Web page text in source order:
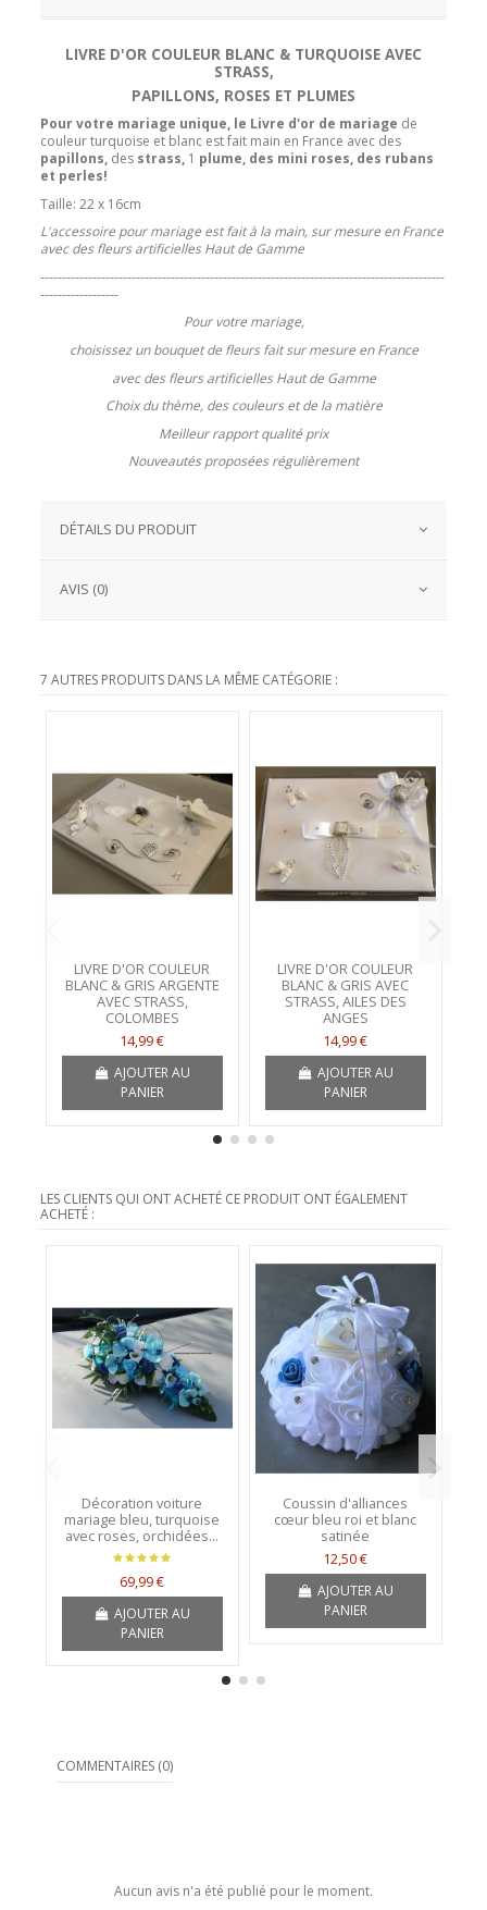
LIVRE D'OR COULEUR BLANC & TURQUOISE AVEC
STRASS,
PAPILLONS, ROSES ET PLUMES
Pour votre mariage unique, le Livre d'or de mariage de
couleur turquoise et blanc est fait main en France avec des
papillons, des strass, 1 plume, des mini roses, des rubans
et perles!
Taille: 22 x 16cm
L'accessoire pour mariage est fait à la main, sur mesure en France
avec des fleurs artificielles Haut de Gamme
---------------------------------------------------------------------------------------------
------------------
Pour votre mariage,
choisissez un bouquet de fleurs fait sur mesure en France
avec des fleurs artificielles Haut de Gamme
Choix du thème, des couleurs et de la matière
Meilleur rapport qualité prix
Nouveautés proposées régulièrement
DÉTAILS DU PRODUIT
AVIS (0)
7 AUTRES PRODUITS DANS LA MÊME CATÉGORIE :
LIVRE D'OR COULEUR
BLANC & GRIS ARGENTE
AVEC STRASS,
COLOMBES
14,99 €
AJOUTER AU
PANIER
LIVRE D'OR COULEUR
BLANC & GRIS AVEC
STRASS, AILES DES
ANGES
14,99 €
AJOUTER AU
PANIER
LES CLIENTS QUI ONT ACHETÉ CE PRODUIT ONT ÉGALEMENT
ACHETÉ :
Décoration voiture
mariage bleu, turquoise
avec roses, orchidées...
69,99 €
AJOUTER AU
PANIER
Coussin d'alliances
cœur bleu roi et blanc
satinée
12,50 €
AJOUTER AU
PANIER
COMMENTAIRES (0)
Aucun avis n'a été publié pour le moment.